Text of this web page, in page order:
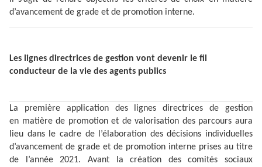
d’avancement de grade et de promotion interne.
Les lignes directrices de gestion vont devenir le fil
conducteur de la vie des agents publics
La première application des lignes directrices de gestion
en matière de promotion et de valorisation des parcours aura
lieu dans le cadre de l’élaboration des décisions individuelles
d’avancement de grade et de promotion interne prises au titre
de l’année 2021. Avant la création des comités sociaux